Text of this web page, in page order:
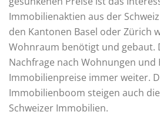
Immobilienaktien aus der
den Kantonen Basel oder Zürich
Wohnraum benötigt und gebaut.
Nachfrage nach Wohnungen und
Immobilienpreise immer weiter.
Immobilienboom steigen auch
Schweizer Immobilien.